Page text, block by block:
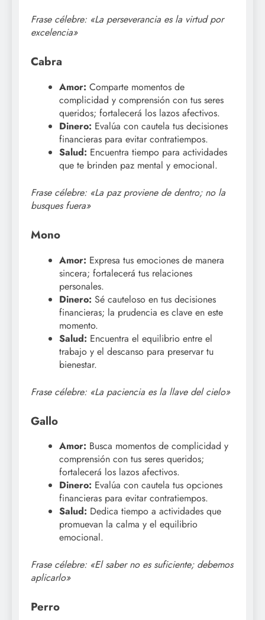
Frase célebre: «La perseverancia es la virtud por
excelencia»
Cabra
Amor: Comparte momentos de
complicidad y comprensión con tus seres
queridos; fortalecerá los lazos afectivos.
Dinero: Evalúa con cautela tus decisiones
financieras para evitar contratiempos.
Salud: Encuentra tiempo para actividades
que te brinden paz mental y emocional.
Frase célebre: «La paz proviene de dentro; no la
busques fuera»
Mono
Amor: Expresa tus emociones de manera
sincera; fortalecerá tus relaciones
personales.
Dinero: Sé cauteloso en tus decisiones
financieras; la prudencia es clave en este
momento.
Salud: Encuentra el equilibrio entre el
trabajo y el descanso para preservar tu
bienestar.
Frase célebre: «La paciencia es la llave del cielo»
Gallo
Amor: Busca momentos de complicidad y
comprensión con tus seres queridos;
fortalecerá los lazos afectivos.
Dinero: Evalúa con cautela tus opciones
financieras para evitar contratiempos.
Salud: Dedica tiempo a actividades que
promuevan la calma y el equilibrio
emocional.
Frase célebre: «El saber no es suficiente; debemos
aplicarlo»
Perro